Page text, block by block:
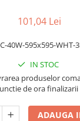
101,04 Lei
40W-595x595-WHT-
IN STOC
produselor
de ora
ADAUGA